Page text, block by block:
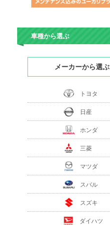
車種から選ぶ
メーカーから選ぶ
トヨタ
日産
ホンダ
三菱
マツダ
スバル
スズキ
ダイハツ